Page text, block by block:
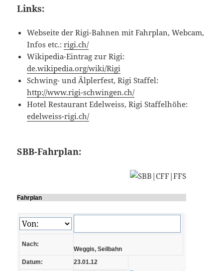
Links:
Webseite der Rigi-Bahnen mit Fahrplan, Webcam,
Infos etc.:rigi.ch/
Wikipedia-Eintrag zur Rigi:
de.wikipedia.org/wiki/Rigi
Schwing- und Älplerfest, Rigi Staffel:
http://www.rigi-schwingen.ch/
Hotel Restaurant Edelweiss, Rigi Staffelhöhe:
edelweiss-rigi.ch/
SBB-Fahrplan:
Fahrplan
Nach:
Weggis, Seilbahn
Datum:
23.01.12